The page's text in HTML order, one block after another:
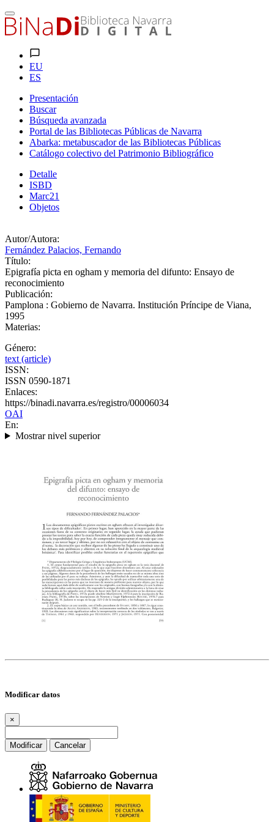
EU
ES
Presentación
Buscar
Búsqueda avanzada
Portal de las Bibliotecas Públicas de Navarra
Abarka: metabuscador de las Bibliotecas Públicas
Catálogo colectivo del Patrimonio Bibliográfico
Detalle
ISBD
Marc21
Objetos
Autor/Autora:
Fernández Palacios, Fernando
Título:
Epigrafía picta en ogham y memoria del difunto: Ensayo de
reconocimiento
Publicación:
Pamplona : Gobierno de Navarra. Institución Príncipe de Viana,
1995
Materias:
Género:
text (article)
ISSN:
ISSN 0590-1871
Enlaces:
https://binadi.navarra.es/registro/00006034
OAI
En:
Mostrar nivel superior
Modificar datos
×
Modificar Cancelar